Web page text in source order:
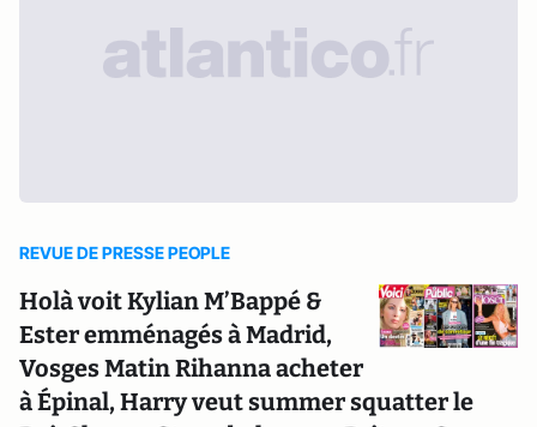
REVUE DE PRESSE PEOPLE
Holà voit Kylian M’Bappé &
Ester emménagés à Madrid,
Vosges Matin Rihanna acheter
à Épinal, Harry veut summer squatter le